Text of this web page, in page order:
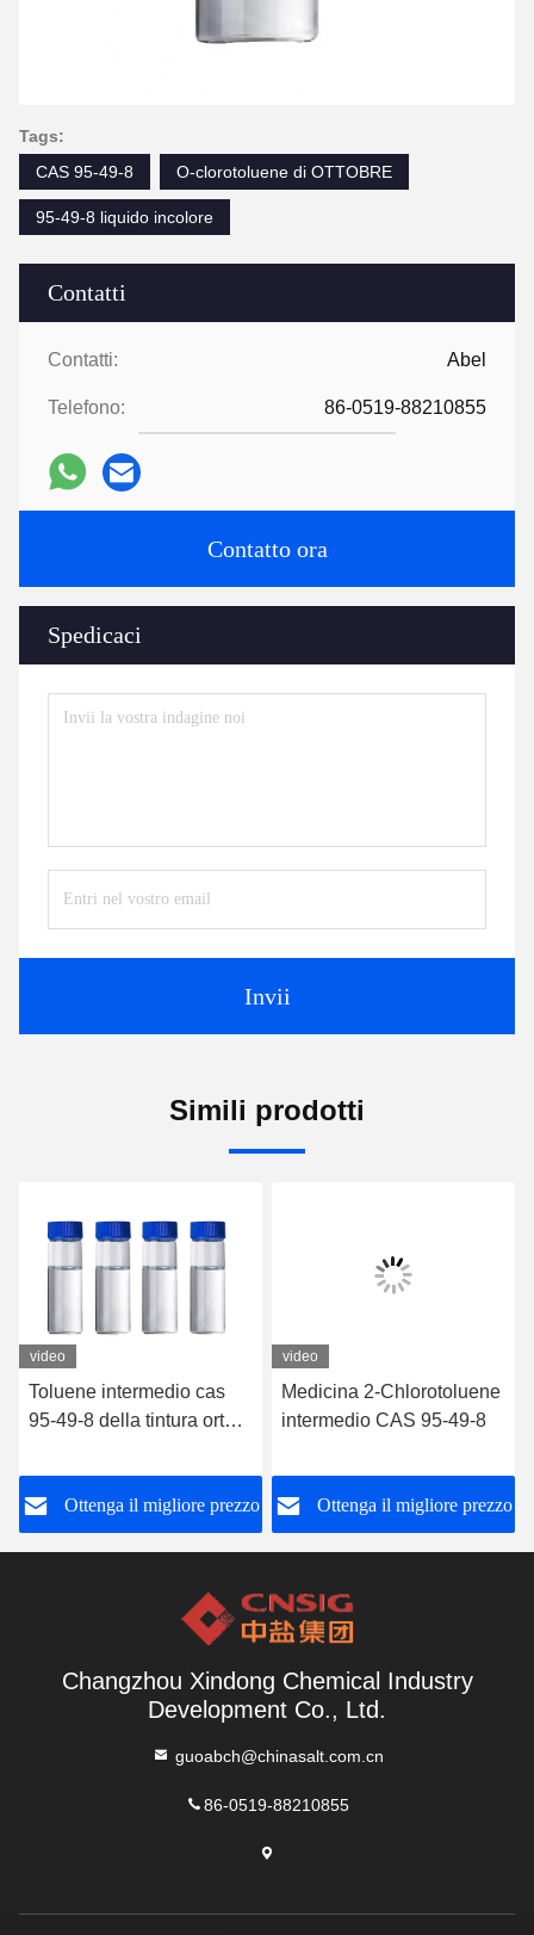
Contatti
Contatti: Abel
Telefono: 86-0519-88210855
Contatto ora
Spedicaci
Invii
Tags:
CAS 95-49-8
O-clorotoluene di OTTOBRE
95-49-8 liquido incolore
Simili prodotti
video
Toluene intermedio cas
95-49-8 della tintura orto
Ottenga il migliore prezzo
video
Medicina 2-Chlorotoluene
intermedio CAS 95-49-8
Ottenga il migliore prezzo
Changzhou Xindong Chemical Industry
Development Co., Ltd.
guoabch@chinasalt.com.cn
86-0519-88210855